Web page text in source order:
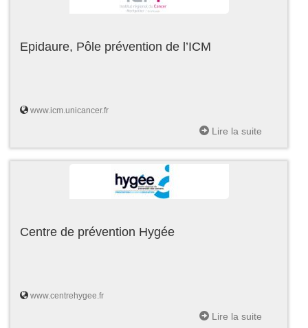
Epidaure, Pôle prévention de l’ICM
www.icm.unicancer.fr
Lire la suite
Centre de prévention Hygée
www.centrehygee.fr
Lire la suite